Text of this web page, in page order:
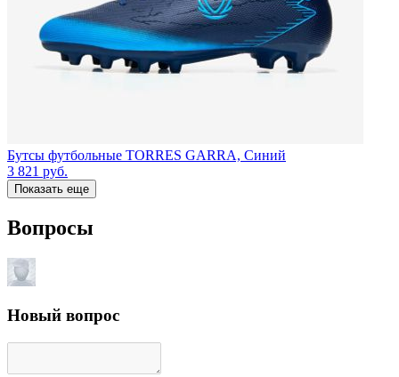
Бутсы футбольные TORRES GARRA, Синий
3 821 руб.
Показать еще
Вопросы
Новый вопрос